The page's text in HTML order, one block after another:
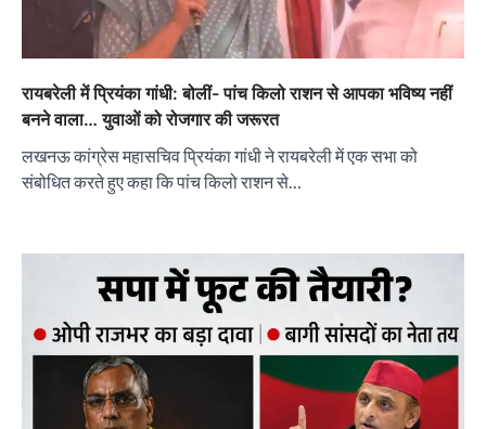
रायबरेली में प्रियंका गांधी: बोलीं- पांच किलो राशन से आपका भविष्य नहीं
बनने वाला… युवाओं को रोजगार की जरूरत
लखनऊ कांग्रेस महासचिव प्रियंका गांधी ने रायबरेली में एक सभा को
संबोधित करते हुए कहा कि पांच किलो राशन से…